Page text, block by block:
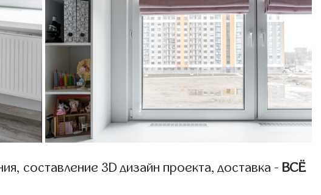
составление 3D дизайн проекта, доставка - ВСЁ